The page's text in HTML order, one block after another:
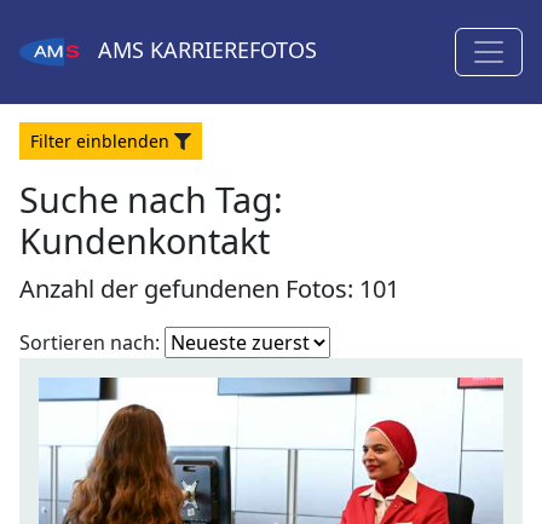
AMS KARRIEREFOTOS
Filter einblenden
Suche nach Tag:
Kundenkontakt
Anzahl der gefundenen Fotos: 101
Sortieren nach: